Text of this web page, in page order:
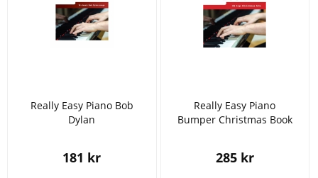
Really Easy Piano Bob
Dylan
181 kr
Really Easy Piano
Bumper Christmas Book
285 kr